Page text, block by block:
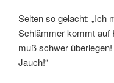
Selten so gelacht: „Ich
Schlämmer kommt auf
muß schwer
Jauch!“